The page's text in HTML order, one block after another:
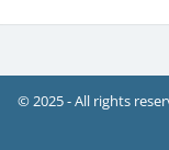
© 2025 - All rights